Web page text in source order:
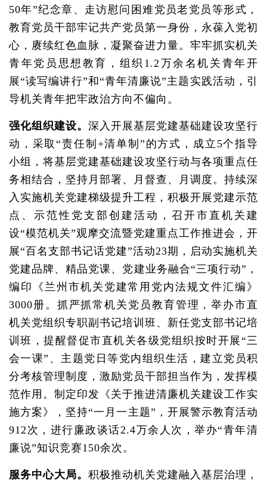
50年”纪念章、走访慰问困难党员老党员等形式，
教育党员干部牢记共产党员第一身份，永葆入党初
心，赓续红色血脉，凝聚奋进力量。牢牢抓实机关
青年党员思想教育，组织1.2万余名机关青年开
展“读写编讲行”和“青年清廉说”主题实践活动，引
导机关青年把牢政治方向不偏向。
强化组织建设。 深入开展基层党建基础建设攻坚行
动，采取“责任制+清单制”的方式，成立5个指导
小组，将基层党建基础建设攻坚行动与各项重点任
务相结合，坚持月部署、月督查、月调度。持续深
入实施机关党建梯级提升工程，积极开展党建示范
点、示范性党支部创建活动，召开市直机关建
设“模范机关”观摩交流暨党建重点工作推进会，开
展“百名支部书记话党建”活动23期，启动实施机关
党建品牌、精品党课、党建业务融合“三项行动”，
编印《兰州市机关党建常用党内法规文件汇编》
3000册。抓严抓常机关党员教育管理，举办市直
机关党组织专职副书记培训班、新任党支部书记培
训班，提醒督促市直机关各级党组织按时开展“三
会一课”、主题党日等党内组织生活，建立党员积
分考核管理制度，激励党员干部担当作为，发挥模
范作用。制定印发《关于推进清廉机关建设工作实
施方案》，坚持“一月一主题”，开展警示教育活动
912次，进行廉政谈话2.4万余人次，举办“青年清
廉说”知识竞赛150余次。
服务中心大局。 积极推动机关党建融入基层治理，